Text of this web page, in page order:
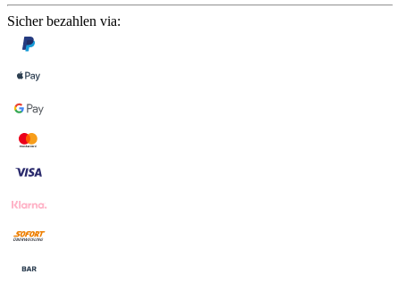
Sicher bezahlen via: